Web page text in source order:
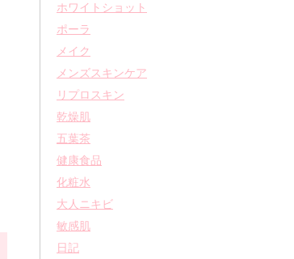
ホワイトショット
ポーラ
メイク
メンズスキンケア
リプロスキン
乾燥肌
五葉茶
健康食品
化粧水
大人ニキビ
敏感肌
日記